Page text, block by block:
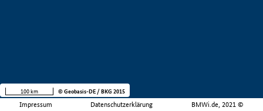
Impressum Datenschutzerklärung BMWi.de, 2021 ©
100 km © Geobasis-DE / BKG 2015